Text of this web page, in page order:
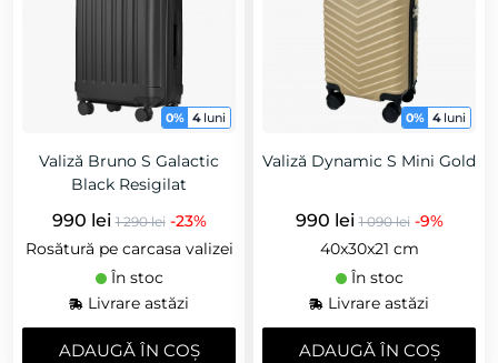
0% 4 luni
Valiză Bruno S Galactic
Black Resigilat
990 lei 1 290 lei -23%
Rosătură pe carcasa valizei
În stoc
Livrare astăzi
ADAUGǍ ÎN COȘ
0% 4 luni
Valiză Dynamic S Mini Gold
990 lei 1 090 lei -9%
40x30x21 cm
În stoc
Livrare astăzi
ADAUGǍ ÎN COȘ